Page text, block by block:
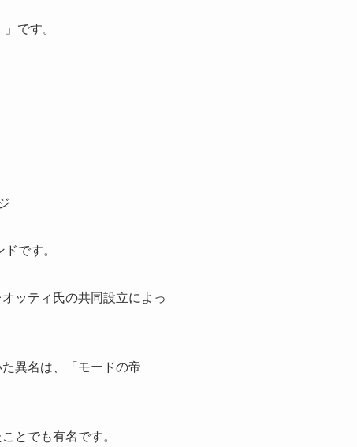
です。
です。
ッティ氏の共同設立によっ
異名は、「モードの帝
とでも有名です。